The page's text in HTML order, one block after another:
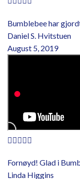
Bumblebee har
Daniel S. Hvitstuen
August 5, 2019

Fornøyd! Glad i
Linda Higgins